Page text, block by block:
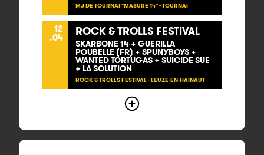
MJ DE TOURNAI "MASURE 14" - TOURNAI
12
.04 ROCK & TROLLS FESTIVAL
SKARBONE 14 + GUERILLA
POUBELLE (FR) + SPUNYBOYS +
WANTED TORTUGAS + SUICIDE SUE
+ LA SOLUTION
ROCK & TROLLS FESTIVAL - LEUZE-EN-HAINAUT